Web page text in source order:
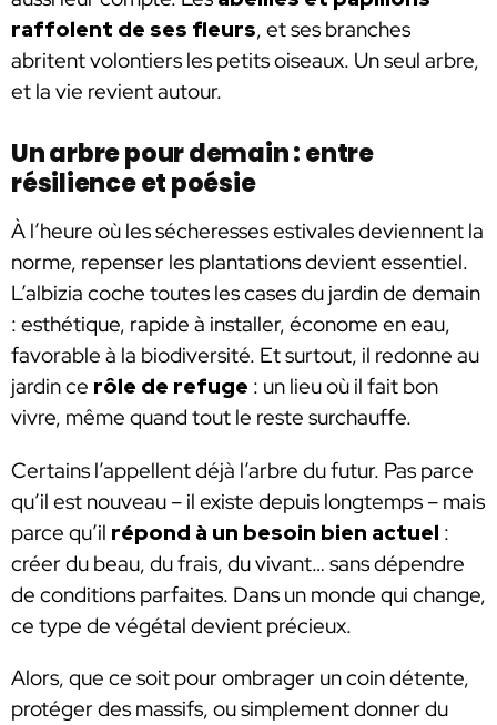
raffolent de ses fleurs, et ses branches
abritent volontiers les petits oiseaux. Un seul arbre,
et la vie revient autour.
Un arbre pour demain : entre
résilience et poésie
À l’heure où les sécheresses estivales deviennent la
norme, repenser les plantations devient essentiel.
L’albizia coche toutes les cases du jardin de demain
: esthétique, rapide à installer, économe en eau,
favorable à la biodiversité. Et surtout, il redonne au
jardin ce rôle de refuge : un lieu où il fait bon
vivre, même quand tout le reste surchauffe.
Certains l’appellent déjà l’arbre du futur. Pas parce
qu’il est nouveau – il existe depuis longtemps – mais
parce qu’il répond à un besoin bien actuel :
créer du beau, du frais, du vivant… sans dépendre
de conditions parfaites. Dans un monde qui change,
ce type de végétal devient précieux.
Alors, que ce soit pour ombrager un coin détente,
protéger des massifs, ou simplement donner du